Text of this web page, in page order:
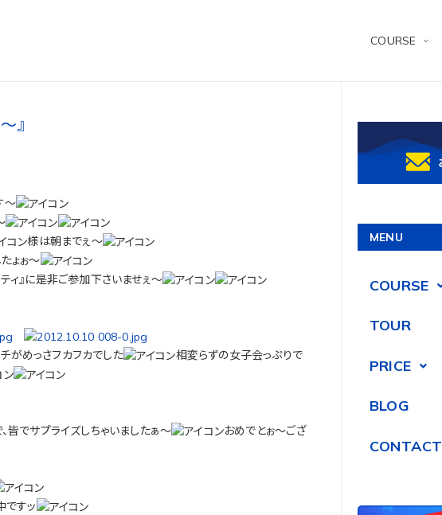
COURSE
』
～
様は朝までぇ～
ょぉ～
ィ』に是非ご参加下さいませぇ～
がめっさフカフカでした
相変らずの女子会っぷりで
皆でサプライズしちゃいましたぁ～
おめでとぉ～ござ
ですッ
MENU
COURSE
TOUR
PRICE
BLOG
CONTACT